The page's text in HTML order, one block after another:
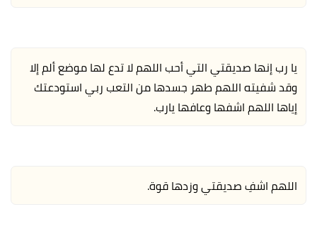
يا رب إنها صديقتي التي أحب اللهم لا تدع لها موضع ألم إلا
وقد شفيته اللهم طهر جسدها من التعب ربي استودعتك
إياها اللهم اشفها وعافها يارب.
اللهم اشفِ صديقتي وزدها قوة.